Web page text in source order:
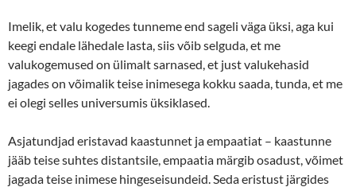
Imelik, et valu kogedes tunneme end sageli väga üksi, aga kui
keegi endale lähedale lasta, siis võib selguda, et me
valukogemused on ülimalt sarnased, et just valukehasid
jagades on võimalik teise inimesega kokku saada, tunda, et me
ei olegi selles universumis üksiklased.
Asjatundjad eristavad kaastunnet ja empaatiat – kaastunne
jääb teise suhtes distantsile, empaatia märgib osadust, võimet
jagada teise inimese hingeseisundeid. Seda eristust järgides